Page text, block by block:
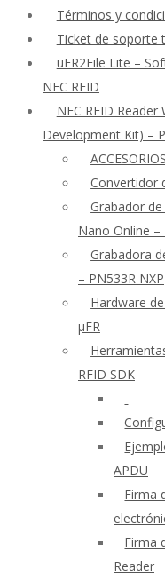
Términos y
Ticket de soporte
uFR2File Lite –
NFC RFID
NFC RFID
Development Kit) –
Convertidor
Grabador
Nano Online
Grabadora
– PN533R NXP
Hardware
μFR
RFID SDK
APDU
Firma
Firma
Reader